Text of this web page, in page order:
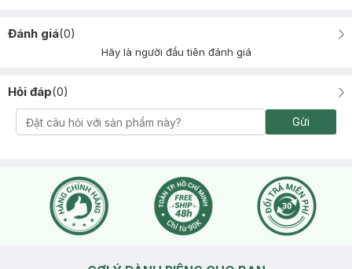
Đánh giá(0)
Hãy là người đầu tiên đánh giá
Hỏi đáp(0)
Gửi